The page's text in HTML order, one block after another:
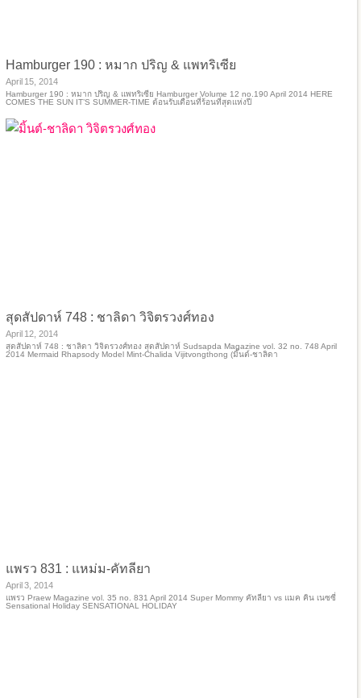
Hamburger 190 : หมาก ปริญ & แพทริเซีย
April 15, 2014
Hamburger 190 : หมาก ปริญ & แพทริเซีย Hamburger Volume 12 no.190 April 2014 HERE
COMES THE SUN IT’S SUMMER-TIME ต้อนรับเดือนที่ร้อนที่สุดแห่งปี
สุดสัปดาห์ 748 : ชาลิดา วิจิตรวงศ์ทอง
April 12, 2014
สุดสัปดาห์ 748 : ชาลิดา วิจิตรวงศ์ทอง สุดสัปดาห์ Sudsapda Magazine vol. 32 no. 748 April
2014 Mermaid Rhapsody Model Mint-Chalida Vijitvongthong (มิ้นต์-ชาลิดา
แพรว 831 : แหม่ม-คัทลียา
April 3, 2014
แพรว Praew Magazine vol. 35 no. 831 April 2014 Super Mommy คัทลียา vs แมค คิน เนซซี่
Sensational Holiday SENSATIONAL HOLIDAY